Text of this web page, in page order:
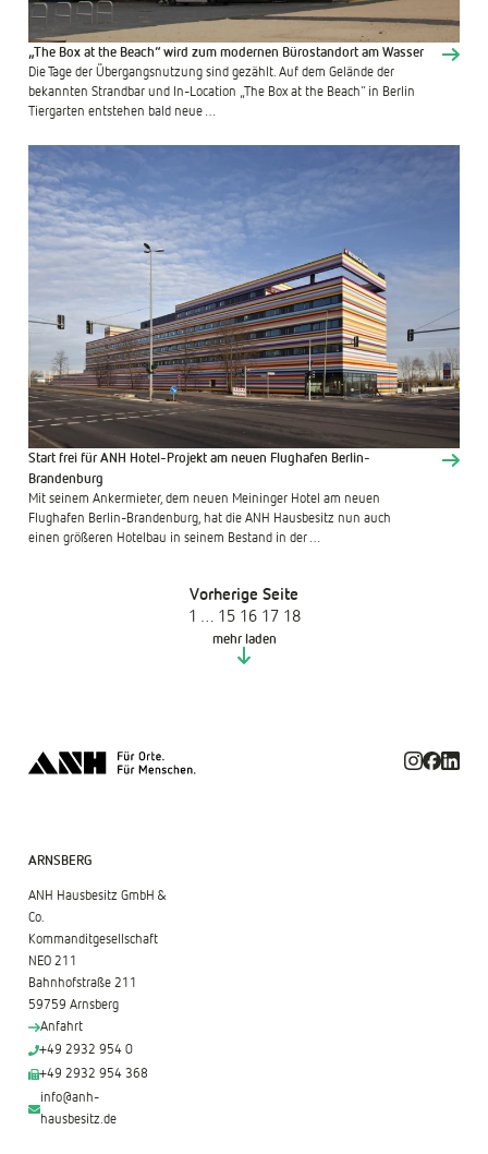
„The Box at the Beach“ wird zum modernen Bürostandort am Wasser
Die Tage der Übergangsnutzung sind gezählt. Auf dem Gelände der
bekannten Strandbar und In-Location „The Box at the Beach“ in Berlin
Tiergarten entstehen bald neue …
Start frei für ANH Hotel-Projekt am neuen Flughafen Berlin-
Brandenburg
Mit seinem Ankermieter, dem neuen Meininger Hotel am neuen
Flughafen Berlin-Brandenburg, hat die ANH Hausbesitz nun auch
einen größeren Hotelbau in seinem Bestand in der …
Vorherige Seite
1 … 15 16 17 18
mehr laden
ARNSBERG
ANH Hausbesitz GmbH &
Co.
Kommanditgesellschaft
NEO 211
Bahnhofstraße 211
59759 Arnsberg
Anfahrt
+49 2932 954 0
+49 2932 954 368
info@anh-
hausbesitz.de